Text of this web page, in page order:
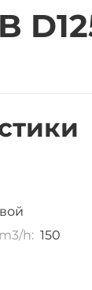
h: 150